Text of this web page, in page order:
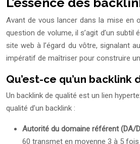
Avant de vous lancer dans la mise en
question de volume, il s’agit d’un
site web à l’égard du vôtre, signalant
impératif de maîtriser pour construire
Qu’est-ce qu’un backlink
Un backlink de qualité est un lien
qualité d’un backlink :
Autorité du domaine référent (DA/
60 transmet en moyenne 3 à 5